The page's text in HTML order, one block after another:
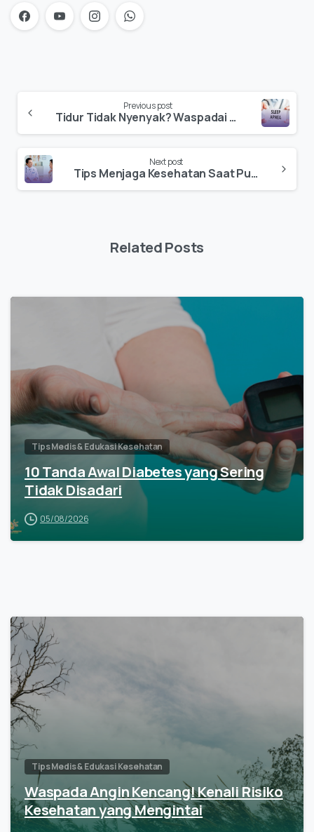
Previous post
Tidur Tidak Nyenyak? Waspadai Risiko Sleep Apnea!
Next post
Tips Menjaga Kesehatan Saat Puasa: 7 Penyakit yang Perlu Diwaspadai
Related Posts
Tips Medis & Edukasi Kesehatan
10 Tanda Awal Diabetes yang Sering
Tidak Disadari
05/08/2026
Tips Medis & Edukasi Kesehatan
Waspada Angin Kencang! Kenali Risiko
Kesehatan yang Mengintai